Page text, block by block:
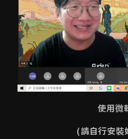
使用
(請自行安